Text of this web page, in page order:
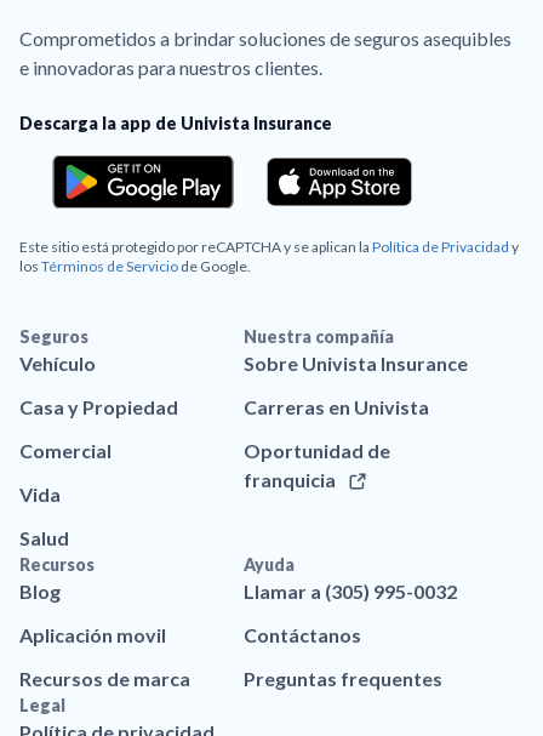
Comprometidos a brindar soluciones de seguros asequibles
e innovadoras para nuestros clientes.
Descarga la app de Univista Insurance
Este sitio está protegido por reCAPTCHA y se aplican la Política de Privacidad y
los Términos de Servicio de Google.
Seguros
Vehículo
Casa y Propiedad
Comercial
Vida
Salud
Nuestra compañía
Sobre Univista Insurance
Carreras en Univista
Oportunidad de
franquicia
Recursos
Blog
Aplicación movil
Recursos de marca
Ayuda
Llamar a (305) 995-0032
Contáctanos
Preguntas frequentes
Legal